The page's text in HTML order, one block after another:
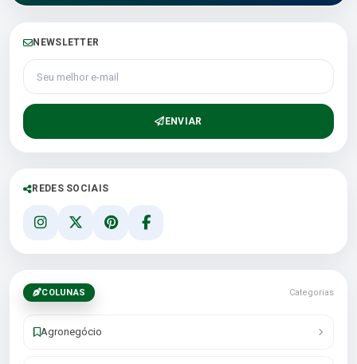
NEWSLETTER
Seu melhor e-mail
ENVIAR
REDES SOCIAIS
COLUNAS Categorias
Agronegócio